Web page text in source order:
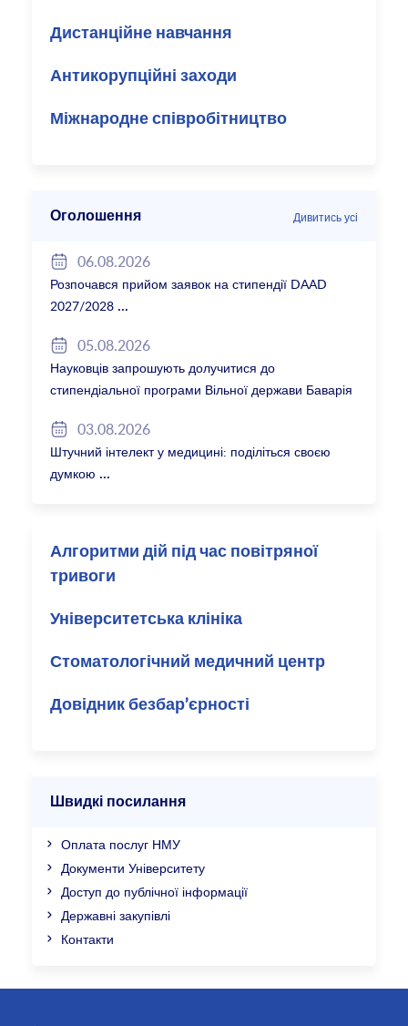
Дистанційне навчання
Антикорупційні заходи
Міжнародне співробітництво
Оголошення Дивитись усі
06.08.2026
Розпочався прийом заявок на стипендії DAAD
2027/2028
05.08.2026
Науковців запрошують долучитися до
стипендіальної програми Вільної держави Баварія
03.08.2026
Штучний інтелект у медицині: поділіться своєю
думкою
Алгоритми дій під час повітряної
тривоги
Університетська клініка
Стоматологічний медичний центр
Довідник безбар’єрності
Швидкі посилання
Оплата послуг НМУ
Документи Університету
Доступ до публічної інформації
Державні закупівлі
Контакти